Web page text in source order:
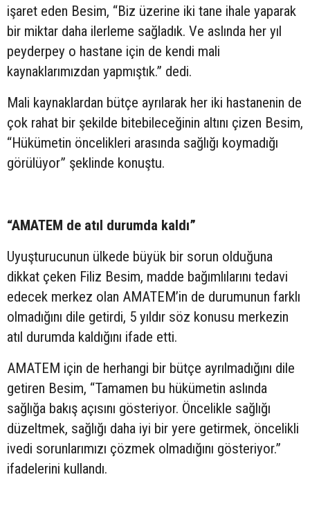
işaret eden Besim, “Biz üzerine iki tane ihale yaparak
bir miktar daha ilerleme sağladık. Ve aslında her yıl
peyderpey o hastane için de kendi mali
kaynaklarımızdan yapmıştık.” dedi.
Mali kaynaklardan bütçe ayrılarak her iki hastanenin de
çok rahat bir şekilde bitebileceğinin altını çizen Besim,
“Hükümetin öncelikleri arasında sağlığı koymadığı
görülüyor” şeklinde konuştu.
“AMATEM de atıl durumda kaldı”
Uyuşturucunun ülkede büyük bir sorun olduğuna
dikkat çeken Filiz Besim, madde bağımlılarını tedavi
edecek merkez olan AMATEM’in de durumunun farklı
olmadığını dile getirdi, 5 yıldır söz konusu merkezin
atıl durumda kaldığını ifade etti.
AMATEM için de herhangi bir bütçe ayrılmadığını dile
getiren Besim, “Tamamen bu hükümetin aslında
sağlığa bakış açısını gösteriyor. Öncelikle sağlığı
düzeltmek, sağlığı daha iyi bir yere getirmek, öncelikli
ivedi sorunlarımızı çözmek olmadığını gösteriyor.”
ifadelerini kullandı.